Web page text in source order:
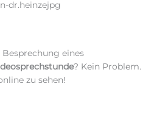
eines
? Kein Problem.
zu sehen!